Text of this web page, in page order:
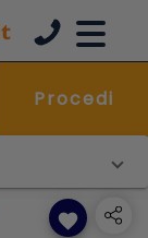
favorite
Procedi